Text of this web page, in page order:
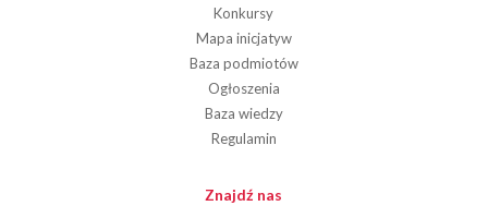
Konkursy
Mapa inicjatyw
Baza podmiotów
Ogłoszenia
Baza wiedzy
Regulamin
Znajdź nas